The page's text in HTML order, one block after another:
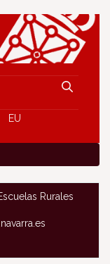
EU
Rurales